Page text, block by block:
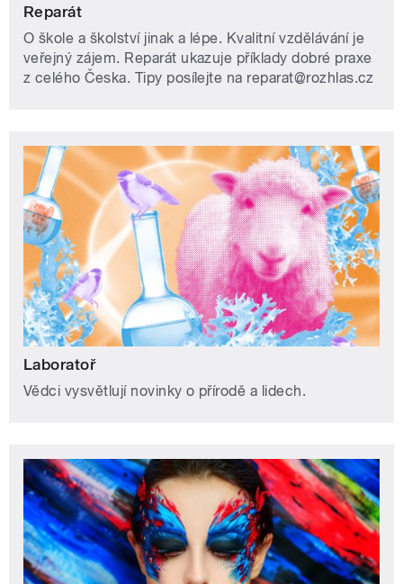
Reparát
O škole a školství jinak a lépe. Kvalitní vzdělávání je
veřejný zájem. Reparát ukazuje příklady dobré praxe
z celého Česka. Tipy posílejte na reparat@rozhlas.cz
Laboratoř
Vědci vysvětlují novinky o přírodě a lidech.